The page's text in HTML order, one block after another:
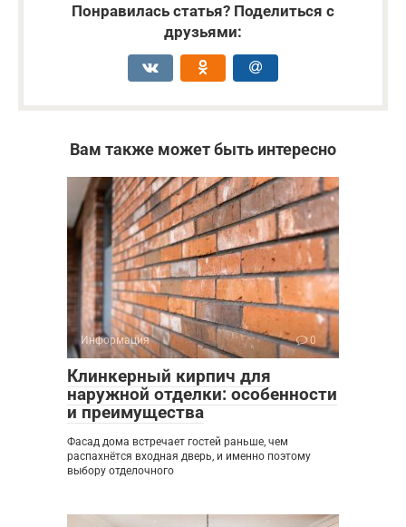
Понравилась статья? Поделиться с
друзьями:
Вам также может быть интересно
Информация 0
Клинкерный кирпич для
наружной отделки: особенности
и преимущества
Фасад дома встречает гостей раньше, чем
распахнётся входная дверь, и именно поэтому
выбору отделочного